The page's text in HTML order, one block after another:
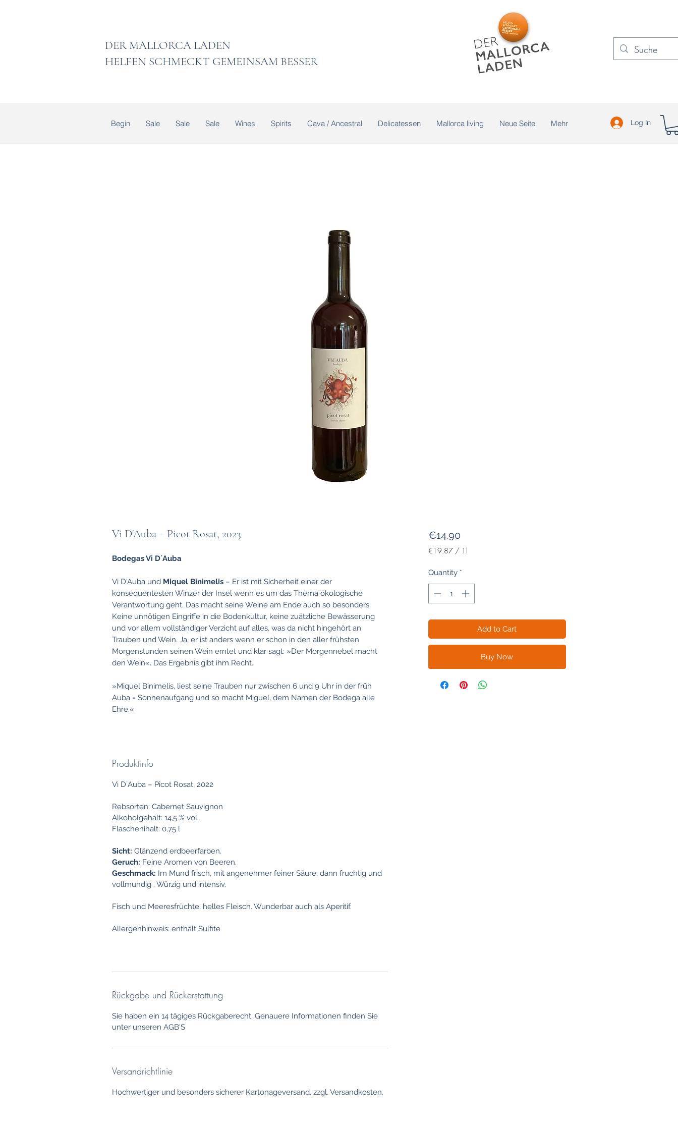
DER MALLORCA LADEN
HELFEN SCHMECKT GEMEINSAM BESSER
Begin Sale Sale Sale Wines Spirits Cava / Ancestral Delicatessen Mallorca living Neue Seite Mehr Log In
Vi D'Auba – Picot Rosat, 2023
Bodegas Vi D´Auba
Vi D'Auba und Miquel Binimelis – Er ist mit Sicherheit einer der
konsequentesten Winzer der Insel wenn es um das Thema ökologische
Verantwortung geht. Das macht seine Weine am Ende auch so besonders.
Keine unnötigen Eingriffe in die Bodenkultur, keine zuätzliche Bewässerung
und vor allem vollständiger Verzicht auf alles, was da nicht hingehört an
Trauben und Wein. Ja, er ist anders wenn er schon in den aller frühsten
Morgenstunden seinen Wein erntet und klar sagt: »Der Morgennebel macht
den Wein«. Das Ergebnis gibt ihm Recht.
»Miquel Binimelis, liest seine Trauben nur zwischen 6 und 9 Uhr in der früh
Auba = Sonnenaufgang und so macht Miguel, dem Namen der Bodega alle
Ehre.«
Produktinfo
Vi D´Auba – Picot Rosat, 2022
Rebsorten: Cabernet Sauvignon
Alkoholgehalt: 14,5 % vol.
Flaschenihalt: 0,75 l
Sicht: Glänzend erdbeerfarben.
Geruch: Feine Aromen von Beeren.
Geschmack: Im Mund frisch, mit angenehmer feiner Säure, dann fruchtig und
vollmundig . Würzig und intensiv.
Fisch und Meeresfrüchte, helles Fleisch. Wunderbar auch als Aperitif.
Allergenhinweis: enthält Sulfite
Rückgabe und Rückerstattung
Sie haben ein 14 tägiges Rückgaberecht. Genauere Informationen finden Sie
unter unseren AGB'S
Versandrichtlinie
Hochwertiger und besonders sicherer Kartonageversand, zzgl. Versandkosten.
€14.90Price
€19.87 / 1l
per
Quantity *
Add to Cart
Buy Now